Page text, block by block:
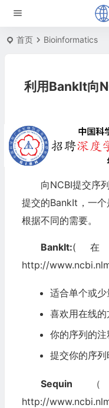
首页 Bioinformatics
利用BankIt向
向NCBI提交序
提交的BankIt，一个
根据不同的需要。
BankIt:(在
http://
适合单个或
喜欢用在线
你的序列的
提交你的序
Sequin （
http://